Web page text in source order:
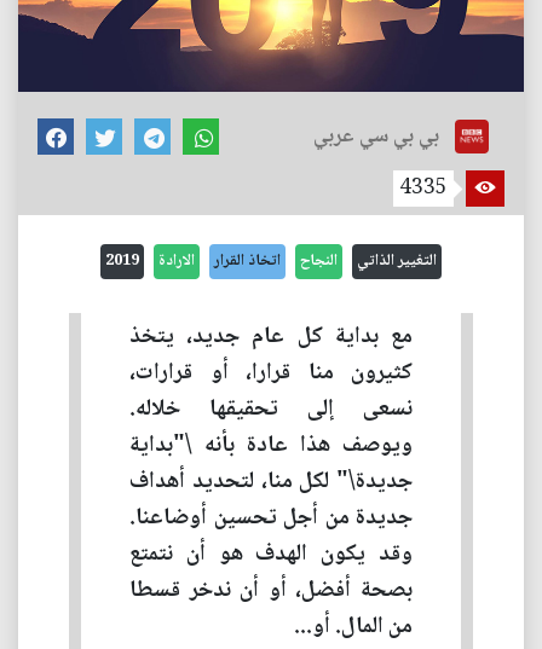
بي بي سي عربي
4335
التغيير الذاتي النجاح اتخاذ القرار الارادة 2019
مع بداية كل عام جديد، يتخذ
كثيرون منا قرارا، أو قرارات،
نسعى إلى تحقيقها خلاله.
ويوصف هذا عادة بأنه \"بداية
جديدة\" لكل منا، لتحديد أهداف
جديدة من أجل تحسين أوضاعنا.
وقد يكون الهدف هو أن نتمتع
بصحة أفضل، أو أن ندخر قسطا
من المال. أو...